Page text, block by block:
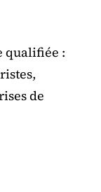
qualifiée :
de